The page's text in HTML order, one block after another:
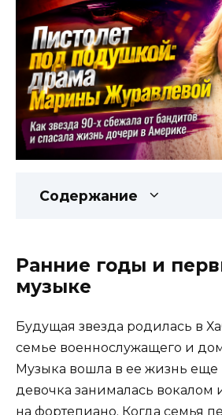
Содержание
Ранние годы и
музыке
Будущая звезда родилась в
семье военнослужащего и
Музыка вошла в ее жизнь еще
девочка занималась вокалом
на фортепиано. Когда семья